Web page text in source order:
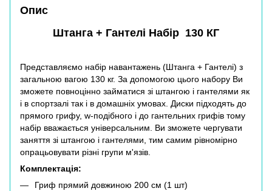
Опис
Штанга + Гантелі Набір 130 КГ
Представляємо набір навантажень (Штанга + Гантелі) з
загальною вагою 130 кг. За допомогою цього набору Ви
зможете повноцінно займатися зі штангою і гантелями як
і в спортзалі так і в домашніх умовах. Диски підходять до
прямого грифу, w-подібного і до гантельних грифів тому
набір вважається універсальним. Ви зможете чергувати
заняття зі штангою і гантелями, тим самим рівномірно
опрацьовувати різні групи м'язів.
Комплектація:
Гриф прямий довжиною 200 см (1 шт)